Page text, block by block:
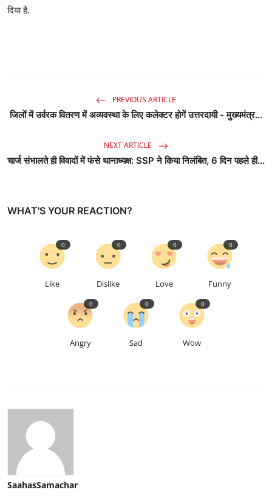
दिया है.
PREVIOUS ARTICLE
जिलों में उर्वरक वितरण में अव्यवस्था के लिए कलेक्टर होगें उत्तरदायी - मुख्यमंत्र...
NEXT ARTICLE
चार्ज संभालते ही विवादों में फंसे थानाध्यक्ष: SSP ने किया निलंबित, 6 दिन पहले ही...
WHAT'S YOUR REACTION?
Like
0
Dislike
0
Love
0
Funny
0
Angry
0
Sad
0
Wow
0
SaahasSamachar